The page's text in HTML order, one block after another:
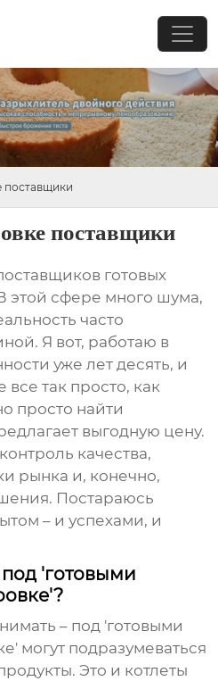
поставщики
поставщики
готовых
этой сфере много шума,
часто
Я вот, работаю в
уже лет десять, и
все так просто, как
просто найти
выгодную цену.
качества,
рынка и, конечно,
Постараюсь
– и успехами, и
'готовыми
– под 'готовыми
могут подразумеваться
Это и котлеты